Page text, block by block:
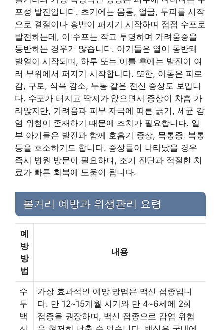
포성 발진입니다. 초기에는 몸통, 얼굴, 두피를 시작
으로 결절이나 홍반이 퍼지기 시작하며 점점 수포로
발전하는데, 이 수포는 작고 투명하며 가려움증을
동반하는 경우가 많습니다. 아기들은 열이 동반돼
발열이 시작되며, 하루 또는 이틀 후에는 발진이 여
러 부위에서 퍼지기 시작합니다. 또한, 아동은 피로
감, 구토, 식욕 감소, 두통 같은 전신 증상도 보입니
다. 수포가 터지고 딱지가 앉으면서 증상이 차츰 가
라앉지만, 가려움과 피부 자극에 따른 긁기, 세균 감
염 위험이 존재하기 때문에 조치가 필요합니다. 일
부 아기들은 발진과 함께 호흡기 증상, 목통증, 복통
등을 호소하기도 합니다. 증상들이 나타났을 경우
즉시 병원 방문이 필요하며, 조기 진단과 적절한 치
료가 빠른 회복에 도움이 됩니다.
볼거리 예방과 위생관리 요령
예
방
방
법
내용
수
두
백
가장 효과적인 예방 방법은 백신 접종입니
다. 만 12~15개월 시기와 만 4~6세에 2회
접종을 권장하며, 백신 접종으로 감염 위험